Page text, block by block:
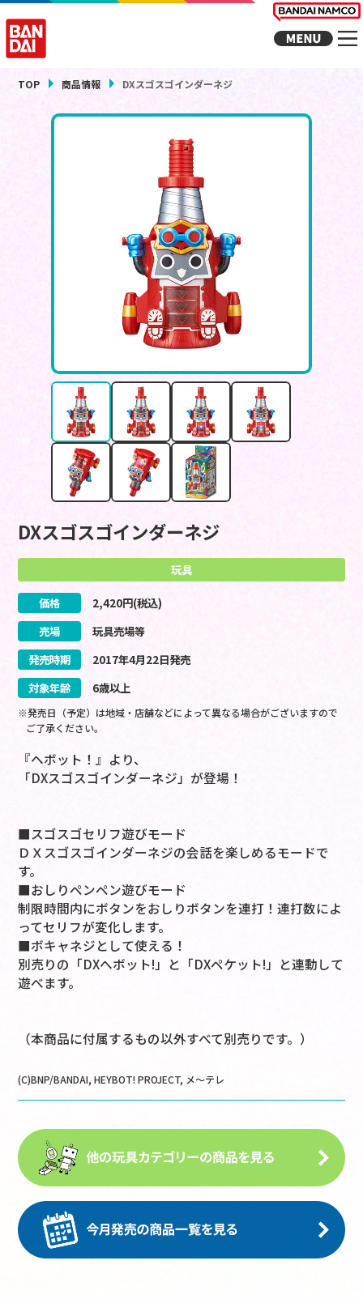
TOP 商品情報 DXスゴスゴインダーネジ
DXスゴスゴインダーネジ
玩具
価格 2,420円(税込)
売場
玩具売場等
発売時期
2017年4月22日発売
対象年齢
6歳以上
※発売日（予定）は地域・店舗などによって異なる場合がございますので
ご了承ください。
『ヘボット！』より、
「DXスゴスゴインダーネジ」が登場！
■スゴスゴセリフ遊びモード
ＤＸスゴスゴインダーネジの会話を楽しめるモードで
す。
■おしりペンペン遊びモード
制限時間内にボタンをおしりボタンを連打！連打数によ
ってセリフが変化します。
■ボキャネジとして使える！
別売りの「DXへボット!」と「DXペケット!」と連動して
遊べます。
（本商品に付属するもの以外すべて別売りです。）
(C)BNP/BANDAI, HEYBOT! PROJECT, メ～テレ